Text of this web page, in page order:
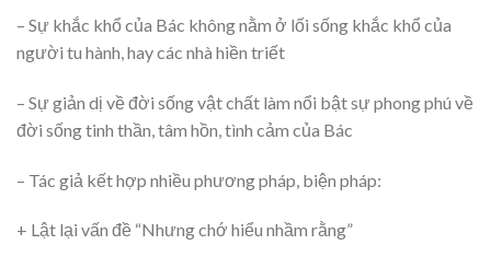
– Sự khắc khổ của Bác không nằm ở lối sống khắc khổ của
người tu hành, hay các nhà hiền triết
– Sự giản dị về đời sống vật chất làm nổi bật sự phong phú về
đời sống tinh thần, tâm hồn, tình cảm của Bác
– Tác giả kết hợp nhiều phương pháp, biện pháp:
+ Lật lại vấn đề “Nhưng chớ hiểu nhầm rằng”